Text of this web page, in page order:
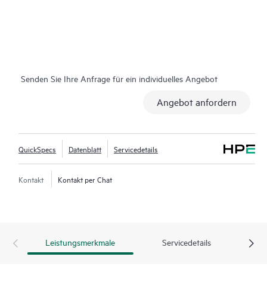
Senden Sie Ihre Anfrage für ein individuelles Angebot
Angebot anfordern
QuickSpecs Datenblatt Servicedetails
Kontakt Kontakt per Chat
Leistungsmerkmale Servicedetails